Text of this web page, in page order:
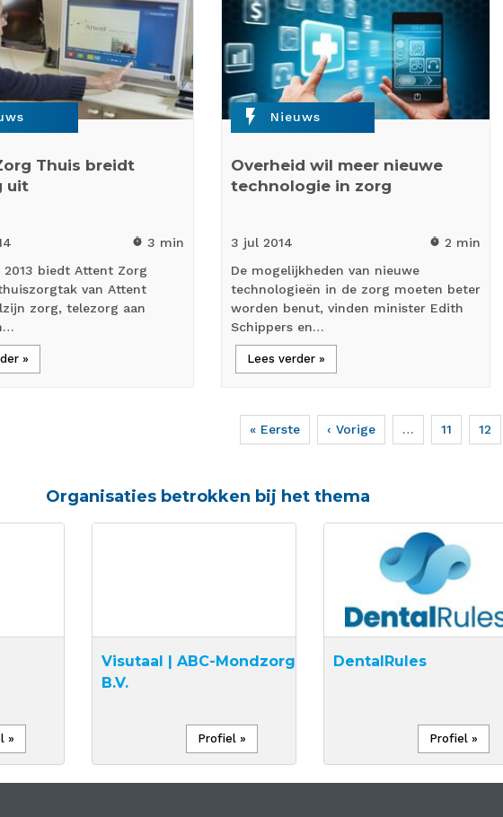
Thuis breidt
uit
timer 3 min
2013 biedt Attent Zorg
van Attent
zorg, telezorg aan
»
flash_on Nieuws
Overheid wil meer nieuwe
technologie in zorg
3 jul 2014 timer 2 min
De mogelijkheden van nieuwe
technologieën in de zorg moeten beter
worden benut, vinden minister Edith
Schippers en…
Lees verder »
Eerste
pagina
« Eerste
Vorige
pagina
‹ Vorige … Page
11 Page
12
Organisaties betrokken bij het thema
»
Visutaal | ABC-Mondzorg
B.V.
Profiel »
DentalRules
Profiel »